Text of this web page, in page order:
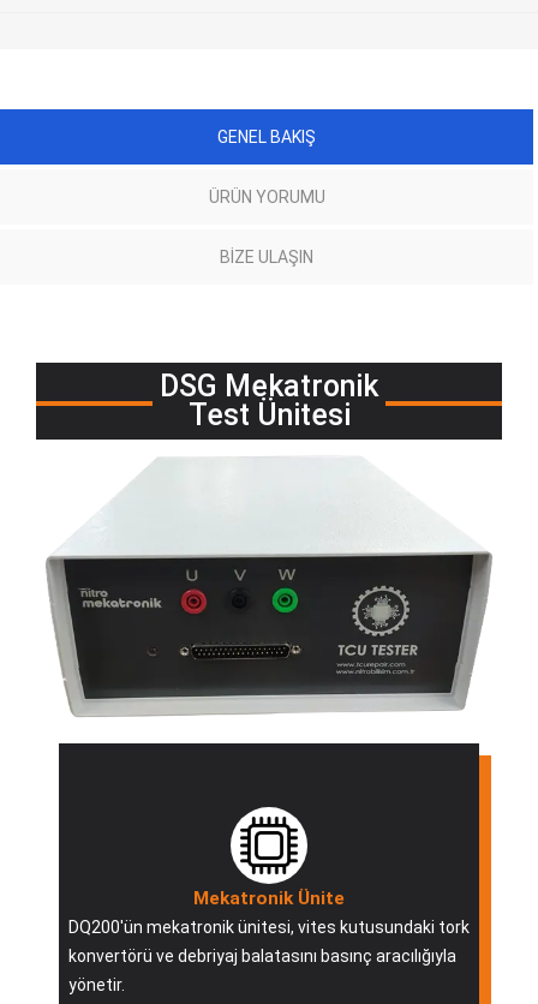
GENEL BAKIŞ
ÜRÜN YORUMU
BIZE ULAŞIN
DSG Mekatronik
Test Ünitesi
Mekatronik Ünite
DQ200'ün mekatronik ünitesi, vites kutusundaki tork
konvertörü ve debriyaj balatasını basınç aracılığıyla
yönetir.